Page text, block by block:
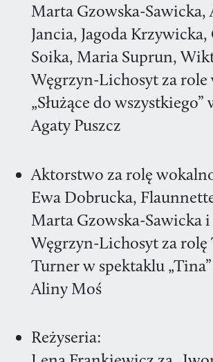
Marta Gzowska-Sawicka,
Jancia, Jagoda
Soika, Maria Suprun,
Węgrzyn-Lichosyt za role
„Służące do
Agaty Puszcz
Aktorstwo za rolę
Ewa Dobrucka,
Marta Gzowska-Sawicka
Węgrzyn-Lichosyt za
Turner w spektaklu
Aliny Moś
Reżyseria: